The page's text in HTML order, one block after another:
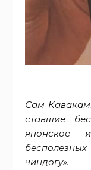
Сам
ставшие
японское
чиндогу».